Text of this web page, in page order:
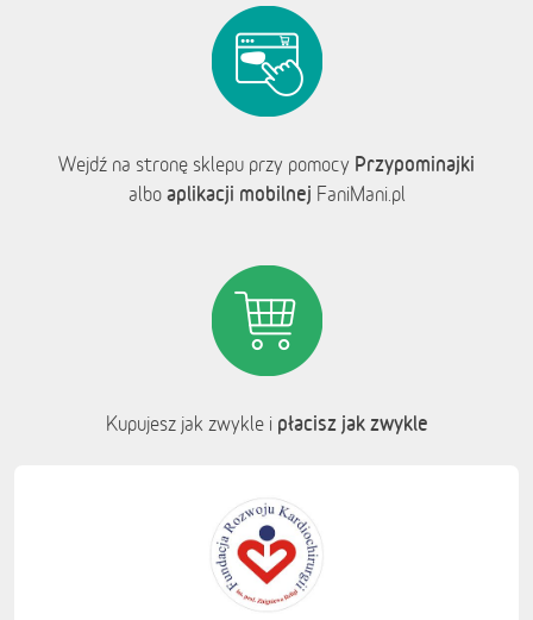
Wejdź na stronę sklepu przy pomocy Przypominajki
albo aplikacji mobilnej FaniMani.pl
Kupujesz jak zwykle i płacisz jak zwykle